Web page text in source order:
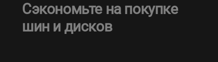
Сэкономьте на покупке
шин и дисков